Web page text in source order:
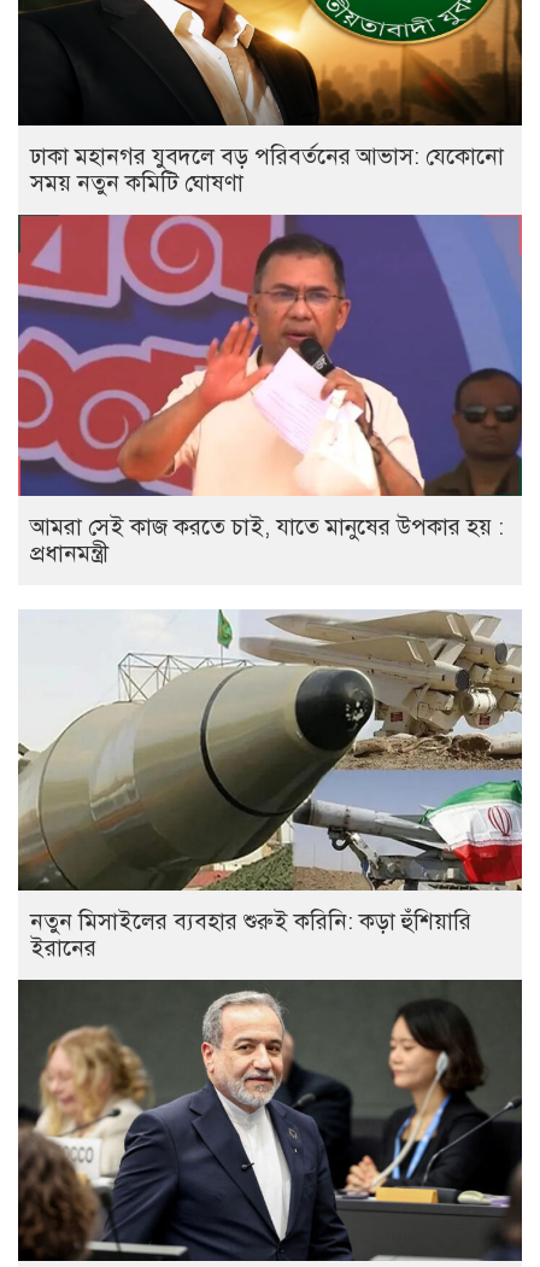
ঢাকা মহানগর যুবদলে বড় পরিবর্তনের আভাস: যেকোনো
সময় নতুন কমিটি ঘোষণা
আমরা সেই কাজ করতে চাই, যাতে মানুষের উপকার হয় :
প্রধানমন্ত্রী
নতুন মিসাইলের ব্যবহার শুরুই করিনি: কড়া হুঁশিয়ারি
ইরানের